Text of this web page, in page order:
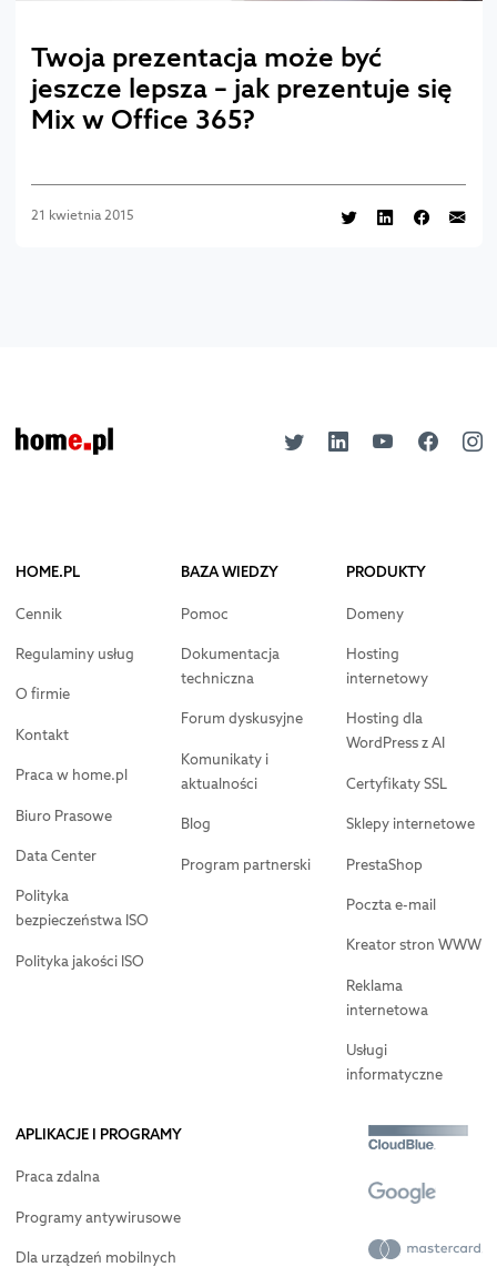
Twoja prezentacja może być
jeszcze lepsza – jak prezentuje się
Mix w Office 365?
21 kwietnia 2015
HOME.PL
Cennik
Regulaminy usług
O firmie
Kontakt
Praca w home.pl
Biuro Prasowe
Data Center
Polityka
bezpieczeństwa ISO
Polityka jakości ISO
BAZA WIEDZY
Pomoc
Dokumentacja
techniczna
Forum dyskusyjne
Komunikaty i
aktualności
Blog
Program partnerski
PRODUKTY
Domeny
Hosting
internetowy
Hosting dla
WordPress z AI
Certyfikaty SSL
Sklepy internetowe
PrestaShop
Poczta e-mail
Kreator stron WWW
Reklama
internetowa
Usługi
informatyczne
APLIKACJE I PROGRAMY
Praca zdalna
Programy antywirusowe
Dla urządzeń mobilnych